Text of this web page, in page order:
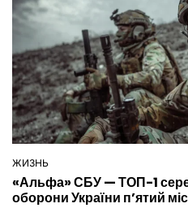
ОПУБЛІКУВАТИ
У
ЖИЗНЬ
«Альфа» СБУ — ТОП-1
оборони України п’ятий